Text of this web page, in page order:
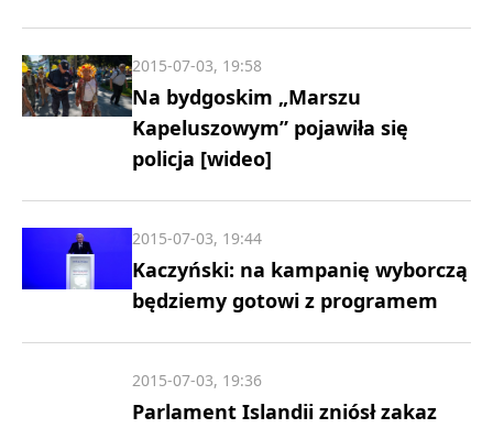
Na bydgoskim „Marszu
Kapeluszowym” pojawiła się
policja [wideo]
2015-07-03, 19:58
Kaczyński: na kampanię wyborczą
będziemy gotowi z programem
2015-07-03, 19:44
Parlament Islandii zniósł zakaz
2015-07-03, 19:36